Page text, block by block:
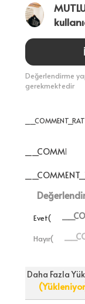
Değerlendirme
gerekmektedir
Evet(
Hayır(
Daha Fazla